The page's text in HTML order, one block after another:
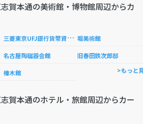
賀本通の美術館・博物館周辺からカ
三
菱東京UFJ銀行貨幣資料館 堀美術館
名古屋陶磁器会館 旧春田鉄次郎邸
橦木館 >もっと
賀本通のホテル・旅館周辺からカー